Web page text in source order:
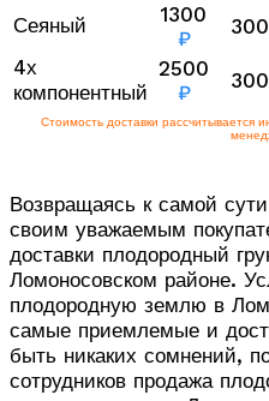
Сеяный
1300
₽
4х
компонентный
2500
₽
Стоимость доставки рассчитывается
Возвращаясь к самой
своим уважаемым
доставки плодородный
Ломоносовском районе.
плодородную землю в
самые приемлемые и
быть никаких сомнений,
сотрудников продажа